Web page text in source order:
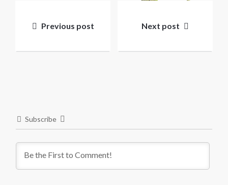
navigation
Previous post Next post
Subscribe